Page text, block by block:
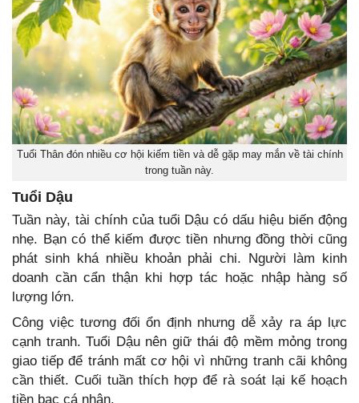
Tuổi Thân đón nhiều cơ hội kiếm tiền và dễ gặp may mắn về tài chính
trong tuần này.
Tuổi Dậu
Tuần này, tài chính của tuổi Dậu có dấu hiệu biến động
nhẹ. Bạn có thể kiếm được tiền nhưng đồng thời cũng
phát sinh khá nhiều khoản phải chi. Người làm kinh
doanh cần cẩn thận khi hợp tác hoặc nhập hàng số
lượng lớn.
Công việc tương đối ổn định nhưng dễ xảy ra áp lực
cạnh tranh. Tuổi Dậu nên giữ thái độ mềm mỏng trong
giao tiếp để tránh mất cơ hội vì những tranh cãi không
cần thiết. Cuối tuần thích hợp để rà soát lại kế hoạch
tiền bạc cá nhân.